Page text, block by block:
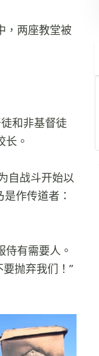
，两座教堂被
和非基督徒
。
自战斗开始以
作传道者：
有需要人。
抛弃我们！”